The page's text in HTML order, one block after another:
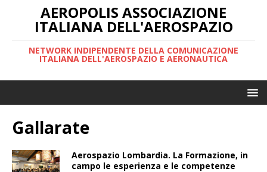
AEROPOLIS ASSOCIAZIONE
ITALIANA DELL'AEROSPAZIO
NETWORK INDIPENDENTE DELLA COMUNICAZIONE
ITALIANA DELL'AEROSPAZIO E AERONAUTICA
Gallarate
Aerospazio Lombardia. La Formazione, in
campo le esperienza e le competenze